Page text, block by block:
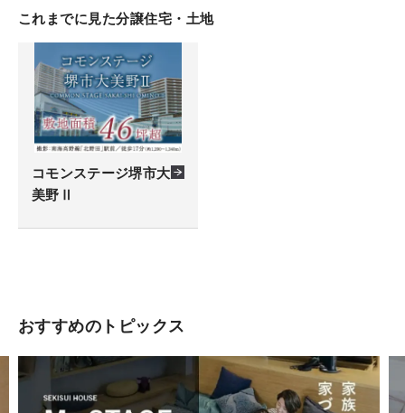
これまでに見た分譲住宅・土地
コモンステージ堺市大
美野Ⅱ
おすすめのトピックス